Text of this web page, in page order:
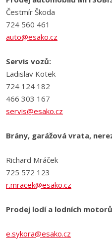
Čestmír Škoda
724 560 461
auto@esako.cz
Servis vozů:
Ladislav Kotek
724 124 182
466 303 167
servis@esako.cz
Brány, garážová vrata,
Richard Mráček
725 572 123
r.mracek@esako.cz
Prodej lodí a lodních
e.sykora@esako.cz